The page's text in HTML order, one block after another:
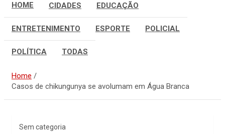
HOME CIDADES EDUCAÇÃO
ENTRETENIMENTO ESPORTE POLICIAL
POLÍTICA TODAS
Home
Casos de chikungunya se avolumam em Água Branca
Sem categoria